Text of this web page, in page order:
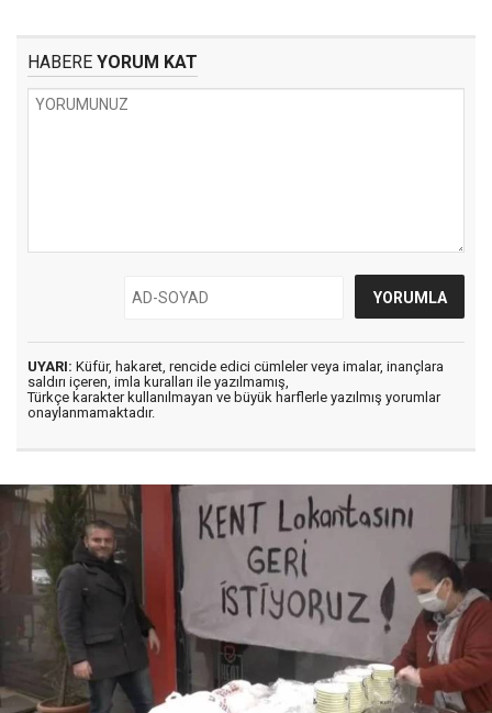
HABERE YORUM KAT
UYARI: Küfür, hakaret, rencide edici cümleler veya imalar, inançlara
saldırı içeren, imla kuralları ile yazılmamış,
Türkçe karakter kullanılmayan ve büyük harflerle yazılmış yorumlar
onaylanmamaktadır.